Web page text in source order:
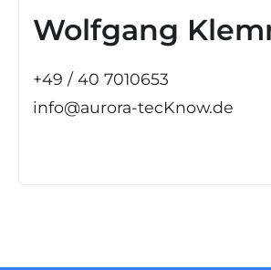
Wolfgang
+49 / 40 7010653
info@aurora-tecKnow.de